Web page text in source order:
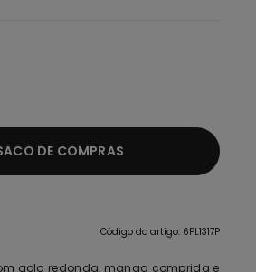
DE COMPRAS
Código do artigo: 6PL1317P
gola redonda, manga comprida e